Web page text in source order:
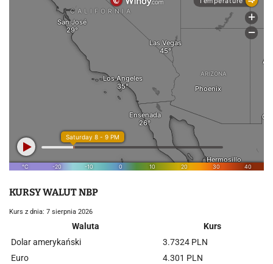
KURSY WALUT NBP
Kurs z dnia: 7 sierpnia 2026
Waluta
Kurs
Dolar amerykański
3.7324 PLN
Euro
4.301 PLN